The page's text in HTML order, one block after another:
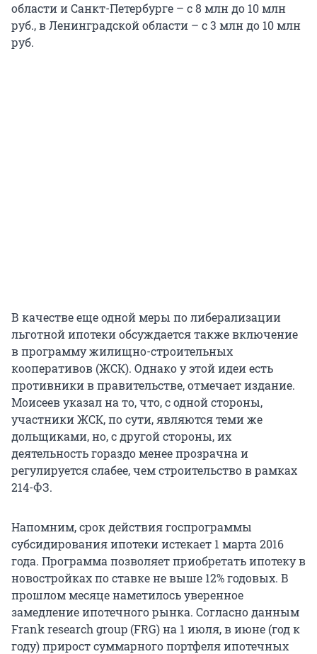
области и Санкт-Петербурге – с 8 млн до 10 млн
руб., в Ленинградской области – с 3 млн до 10 млн
руб.
В качестве еще одной меры по либерализации
льготной ипотеки обсуждается также включение
в программу жилищно-строительных
кооперативов (ЖСК). Однако у этой идеи есть
противники в правительстве, отмечает издание.
Моисеев указал на то, что, с одной стороны,
участники ЖСК, по сути, являются теми же
дольщиками, но, с другой стороны, их
деятельность гораздо менее прозрачна и
регулируется слабее, чем строительство в рамках
214-ФЗ.
Напомним, срок действия госпрограммы
субсидирования ипотеки истекает 1 марта 2016
года. Программа позволяет приобретать ипотеку в
новостройках по ставке не выше 12% годовых. В
прошлом месяце наметилось уверенное
замедление ипотечного рынка. Согласно данным
Frank research group (FRG) на 1 июля, в июне (год к
году) прирост суммарного портфеля ипотечных